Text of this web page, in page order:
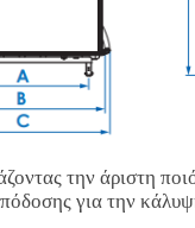
την άριστη
για την